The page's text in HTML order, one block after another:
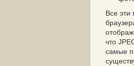
Все эти
что
самые